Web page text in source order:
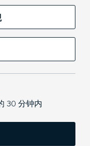
30 分钟内